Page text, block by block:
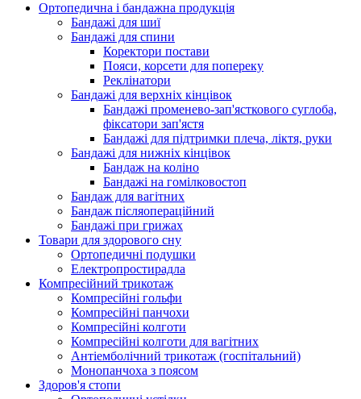
Ортопедична і бандажна продукція
Бандажі для шиї
Бандажі для спини
Коректори постави
Пояси, корсети для попереку
Реклінатори
Бандажі для верхніх кінцівок
Бандажі променево-зап'ясткового суглоба,
фіксатори зап'ястя
Бандажі для підтримки плеча, ліктя, руки
Бандажі для нижніх кінцівок
Бандаж на коліно
Бандажі на гомілковостоп
Бандаж для вагітних
Бандаж післяопераційний
Бандажі при грижах
Товари для здорового сну
Ортопедичні подушки
Електропростирадла
Компресійний трикотаж
Компресійні гольфи
Компресійні панчохи
Компресійні колготи
Компресійні колготи для вагітних
Антіемболічний трикотаж (госпітальний)
Монопанчоха з поясом
Здоров'я стопи